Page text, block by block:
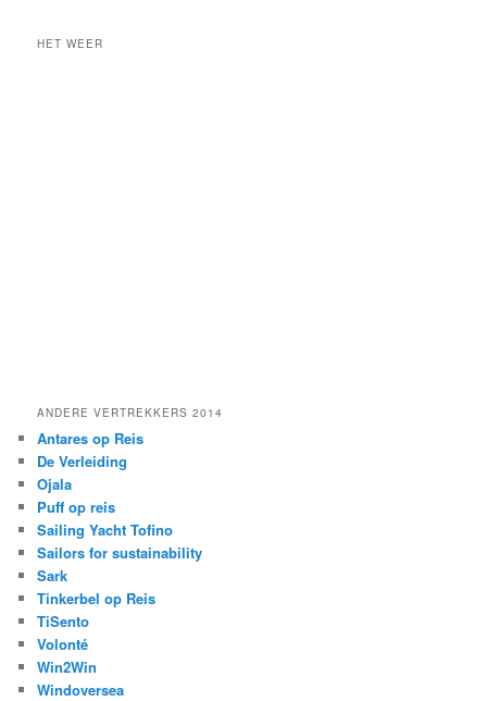
h
HET WEER
ANDERE VERTREKKERS 2014
Antares op Reis
De Verleiding
Ojala
Puff op reis
Sailing Yacht Tofino
Sailors for sustainability
Sark
Tinkerbel op Reis
TiSento
Volonté
Win2Win
Windoversea